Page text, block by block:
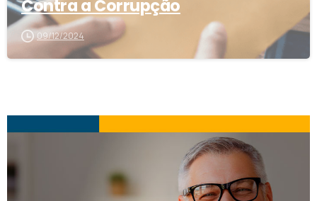
Contra a Corrupção
09/12/2024